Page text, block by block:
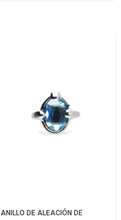
ANILLO DE ALEACIÓN DE